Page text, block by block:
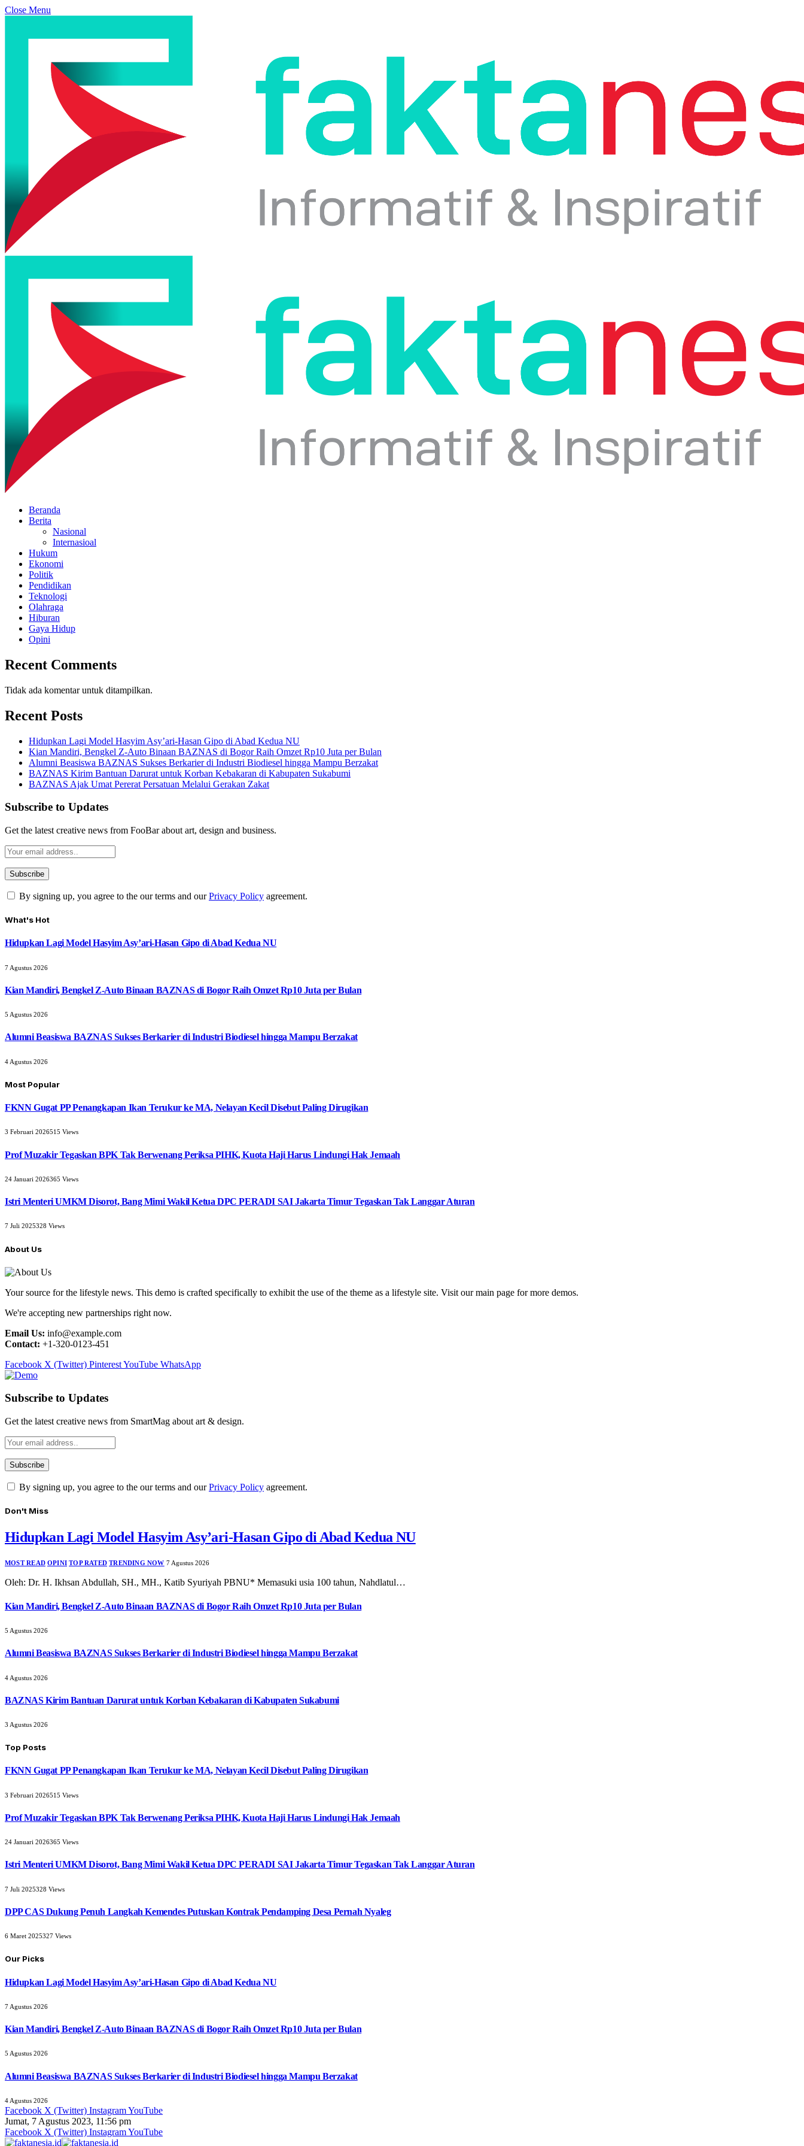
Close Menu
Beranda
Berita
Nasional
Internasioal
Hukum
Ekonomi
Politik
Pendidikan
Teknologi
Olahraga
Hiburan
Gaya Hidup
Opini
Recent Comments
Tidak ada komentar untuk ditampilkan.
Recent Posts
Hidupkan Lagi Model Hasyim Asy’ari-Hasan Gipo di Abad Kedua NU
Kian Mandiri, Bengkel Z-Auto Binaan BAZNAS di Bogor Raih Omzet Rp10 Juta per Bulan
Alumni Beasiswa BAZNAS Sukses Berkarier di Industri Biodiesel hingga Mampu Berzakat
BAZNAS Kirim Bantuan Darurat untuk Korban Kebakaran di Kabupaten Sukabumi
BAZNAS Ajak Umat Pererat Persatuan Melalui Gerakan Zakat
Subscribe to Updates
Get the latest creative news from FooBar about art, design and business.
By signing up, you agree to the our terms and ourPrivacy Policy agreement.
What's Hot
Hidupkan Lagi Model Hasyim Asy’ari-Hasan Gipo di Abad Kedua NU
7 Agustus 2026
Kian Mandiri, Bengkel Z-Auto Binaan BAZNAS di Bogor Raih Omzet Rp10 Juta per Bulan
5 Agustus 2026
Alumni Beasiswa BAZNAS Sukses Berkarier di Industri Biodiesel hingga Mampu Berzakat
4 Agustus 2026
Most Popular
FKNN Gugat PP Penangkapan Ikan Terukur ke MA, Nelayan Kecil Disebut Paling Dirugikan
3 Februari 2026515 Views
Prof Muzakir Tegaskan BPK Tak Berwenang Periksa PIHK, Kuota Haji Harus Lindungi Hak Jemaah
24 Januari 2026365 Views
Istri Menteri UMKM Disorot, Bang Mimi Wakil Ketua DPC PERADI SAI Jakarta Timur Tegaskan Tak Langgar Aturan
7 Juli 2025328 Views
About Us
Your source for the lifestyle news. This demo is crafted specifically to exhibit the use of the theme as a lifestyle site. Visit our main page for more demos.
We're accepting new partnerships right now.
Email Us: info@example.com
Contact: +1-320-0123-451
Facebook X (Twitter) PinterestYouTube WhatsApp
Subscribe to Updates
Get the latest creative news from SmartMag about art & design.
By signing up, you agree to the our terms and ourPrivacy Policy agreement.
Don't Miss
Hidupkan Lagi Model Hasyim Asy’ari-Hasan Gipo di Abad Kedua NU
MOST READ OPINI TOP RATED TRENDING NOW 7 Agustus 2026
Oleh: Dr. H. Ikhsan Abdullah, SH., MH., Katib Syuriyah PBNU* Memasuki usia 100 tahun, Nahdlatul…
Kian Mandiri, Bengkel Z-Auto Binaan BAZNAS di Bogor Raih Omzet Rp10 Juta per Bulan
5 Agustus 2026
Alumni Beasiswa BAZNAS Sukses Berkarier di Industri Biodiesel hingga Mampu Berzakat
4 Agustus 2026
BAZNAS Kirim Bantuan Darurat untuk Korban Kebakaran di Kabupaten Sukabumi
3 Agustus 2026
Top Posts
FKNN Gugat PP Penangkapan Ikan Terukur ke MA, Nelayan Kecil Disebut Paling Dirugikan
3 Februari 2026515 Views
Prof Muzakir Tegaskan BPK Tak Berwenang Periksa PIHK, Kuota Haji Harus Lindungi Hak Jemaah
24 Januari 2026365 Views
Istri Menteri UMKM Disorot, Bang Mimi Wakil Ketua DPC PERADI SAI Jakarta Timur Tegaskan Tak Langgar Aturan
7 Juli 2025328 Views
DPP CAS Dukung Penuh Langkah Kemendes Putuskan Kontrak Pendamping Desa Pernah Nyaleg
6 Maret 2025327 Views
Our Picks
Hidupkan Lagi Model Hasyim Asy’ari-Hasan Gipo di Abad Kedua NU
7 Agustus 2026
Kian Mandiri, Bengkel Z-Auto Binaan BAZNAS di Bogor Raih Omzet Rp10 Juta per Bulan
5 Agustus 2026
Alumni Beasiswa BAZNAS Sukses Berkarier di Industri Biodiesel hingga Mampu Berzakat
4 Agustus 2026
Facebook X (Twitter) InstagramYouTube
Jumat, 7 Agustus 2023, 11:56 pm
Facebook X (Twitter) InstagramYouTube